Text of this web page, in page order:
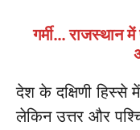
गर्मी… राजस्थान
देश के दक्षिणी हिस्से
लेकिन उत्तर और